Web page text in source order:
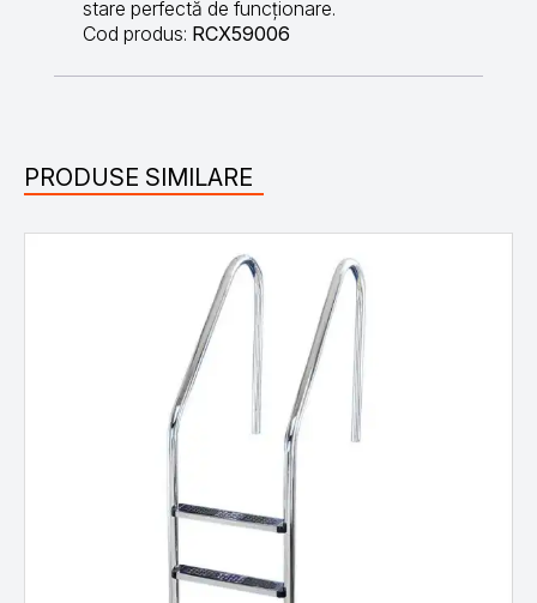
stare perfectă de funcționare.
Cod produs: RCX59006
PRODUSE SIMILARE